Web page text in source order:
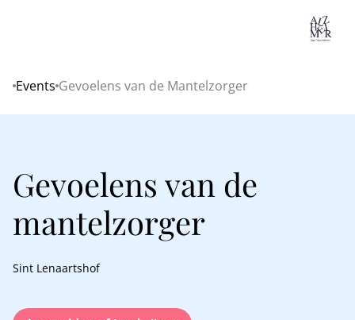
Home
Events Gevoelens van de Mantelzorger
Gevoelens van de
mantelzorger
Sint Lenaartshof